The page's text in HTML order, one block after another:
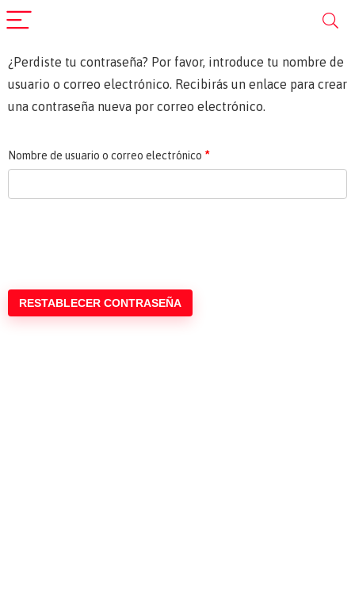
¿Perdiste tu contraseña? Por favor, introduce tu nombre de
usuario o correo electrónico. Recibirás un enlace para crear
una contraseña nueva por correo electrónico.
Nombre de usuario o correo electrónico *
RESTABLECER CONTRASEÑA